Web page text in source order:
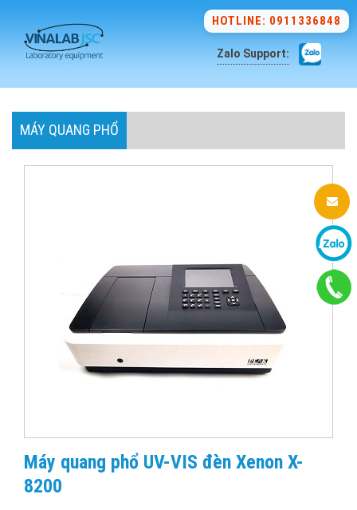
HOTLINE: 0911336848
Zalo Support:
MÁY QUANG PHỔ
Máy quang phổ UV-VIS đèn Xenon X-
8200